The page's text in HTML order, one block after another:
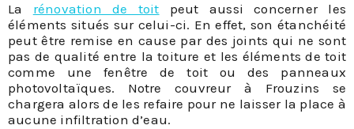
La rénovation de toit peut aussi concerner les
éléments situés sur celui-ci. En effet, son étanchéité
peut être remise en cause par des joints qui ne sont
pas de qualité entre la toiture et les éléments de toit
comme une fenêtre de toit ou des panneaux
photovoltaïques. Notre couvreur à Frouzins se
chargera alors de les refaire pour ne laisser la place à
aucune infiltration d’eau.